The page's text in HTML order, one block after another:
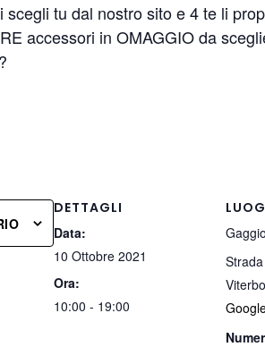
scegli tu dal nostro sito e 4 te li
accessori in OMAGGIO da
DETTAGLI
Data:
10 Ottobre 2021
Ora:
10:00 - 19:00
Viterbo